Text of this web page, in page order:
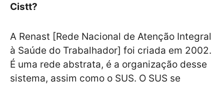
Cistt?
A Renast [Rede Nacional de Atenção Integral
à Saúde do Trabalhador] foi criada em 2002.
É uma rede abstrata, é a organização desse
sistema, assim como o SUS. O SUS se